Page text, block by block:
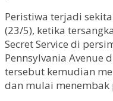
Peristiwa terjadi
(23/5), ketika
Secret Service di
Pennsylvania Avenue
tersebut kemudian
dan mulai menembak